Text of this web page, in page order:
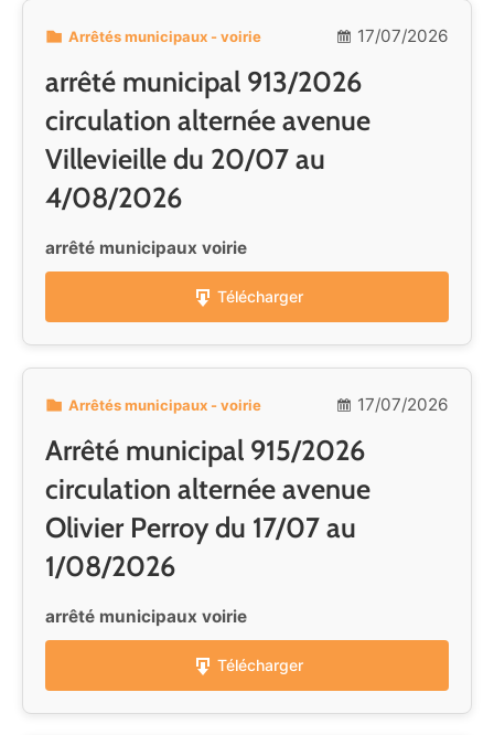
Arrêtés municipaux - voirie 17/07/2026
arrêté municipal 913/2026
circulation alternée avenue
Villevieille du 20/07 au
4/08/2026
arrêté municipaux voirie
Télécharger
Arrêtés municipaux - voirie 17/07/2026
Arrêté municipal 915/2026
circulation alternée avenue
Olivier Perroy du 17/07 au
1/08/2026
arrêté municipaux voirie
Télécharger